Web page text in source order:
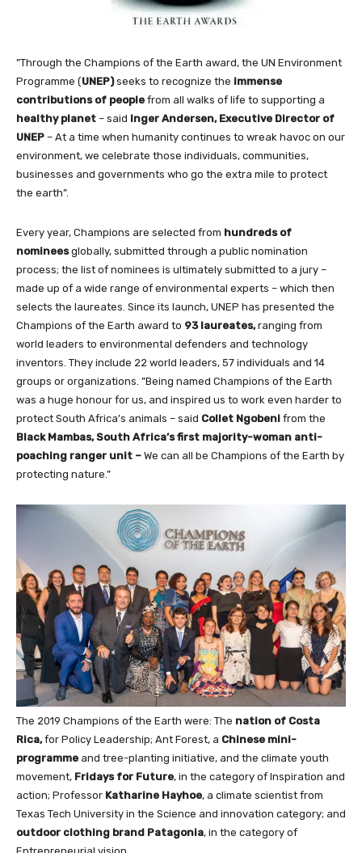
”Through the Champions of the Earth award, the UN Environment
Programme (UNEP)seeks to recognize the immense
contributions of people from all walks of life to supporting a
healthy planet – said Inger Andersen, Executive Director of
UNEP – At a time when humanity continues to wreak havoc on our
environment, we celebrate those individuals, communities,
businesses and governments who go the extra mile to protect
the earth”.
Every year, Champions are selected from hundreds of
nomineesglobally, submitted through a public nomination
process; the list of nominees is ultimately submitted to a jury –
made up of a wide range of environmental experts – which then
selects the laureates. Since its launch, UNEP has presented the
Champions of the Earth award to 93 laureates,ranging from
world leaders to environmental defenders and technology
inventors. They include 22 world leaders, 57 individuals and 14
groups or organizations. ”Being named Champions of the Earth
was a huge honour for us, and inspired us to work even harder to
protect South Africa’s animals – said Collet Ngobeni from the
Black Mambas, South Africa’s first majority-woman anti-
poaching ranger unit – We can all be Champions of the Earth by
protecting nature.”
The 2019 Champions of the Earth were: The nation of Costa
Rica,for Policy Leadership; Ant Forest, a Chinese mini-
programme and tree-planting initiative, and the climate youth
movement, Fridays for Future, in the category of Inspiration and
action; Professor Katharine Hayhoe, a climate scientist from
Texas Tech University in the Science and innovation category; and
outdoor clothing brand Patagonia, in the category of